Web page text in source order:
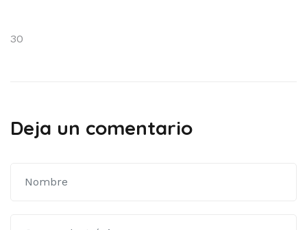
Navegación
30
Deja un comentario